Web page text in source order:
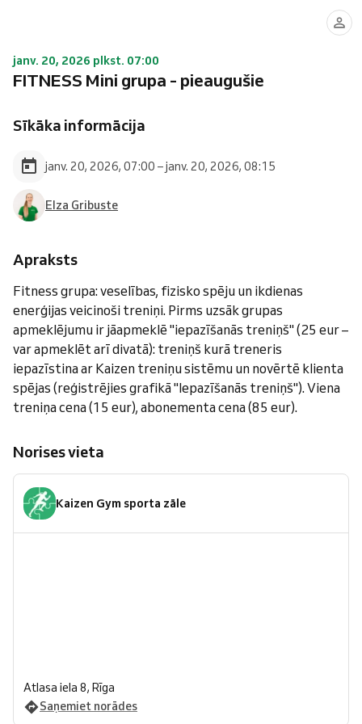
janv. 20, 2026 plkst. 07:00
FITNESS Mini grupa - pieaugušie
Sīkāka informācija
janv. 20, 2026, 07:00 – janv. 20, 2026, 08:15
Elza Gribuste
Apraksts
Fitness grupa: veselības, fizisko spēju un ikdienas
enerģijas veicinoši treniņi. Pirms uzsāk grupas
apmeklējumu ir jāapmeklē "iepazīšanās treniņš" (25 eur –
var apmeklēt arī divatā): treniņš kurā treneris
iepazīstina ar Kaizen treniņu sistēmu un novērtē klienta
spējas (reģistrējies grafikā "Iepazīšanās treniņš"). Viena
treniņa cena (15 eur), abonementa cena (85 eur).
Norises vieta
Kaizen Gym sporta zāle
Atlasa iela 8, Rīga
Saņemiet norādes